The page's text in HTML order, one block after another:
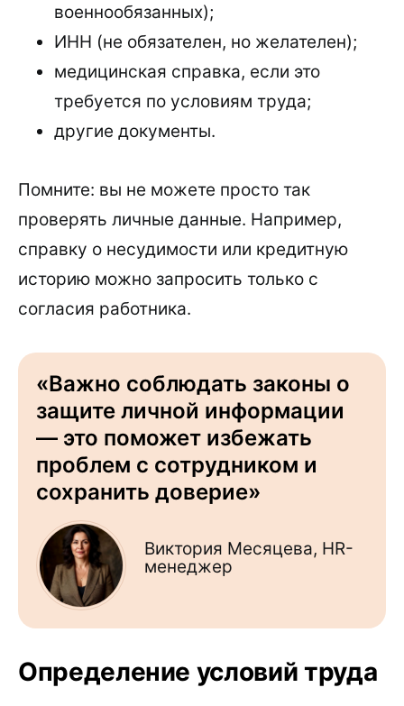
военнообязанных);
ИНН (не обязателен, но желателен);
медицинская справка, если это
требуется по условиям труда;
другие документы.
Помните: вы не можете просто так
проверять личные данные. Например,
справку о несудимости или кредитную
историю можно запросить только с
согласия работника.
«Важно соблюдать законы о
защите личной информации
— это поможет избежать
проблем с сотрудником и
сохранить доверие»
Виктория Месяцева, HR-
менеджер
Определение условий труда